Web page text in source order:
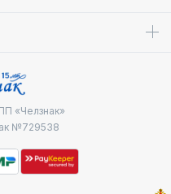
«Челзнак»
№729538